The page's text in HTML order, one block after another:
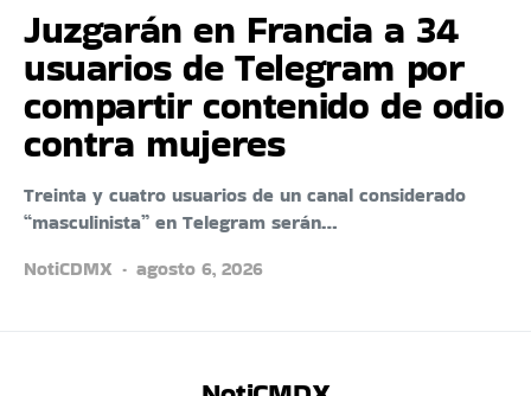
Juzgarán en Francia a 34
usuarios de Telegram por
compartir contenido de odio
contra mujeres
Treinta y cuatro usuarios de un canal considerado
“masculinista” en Telegram serán…
NotiCDMX
agosto 6, 2026